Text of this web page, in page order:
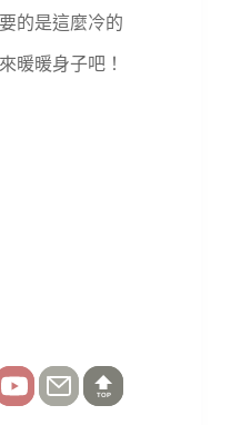
的是這麼冷的
暖暖身子吧！
TOP